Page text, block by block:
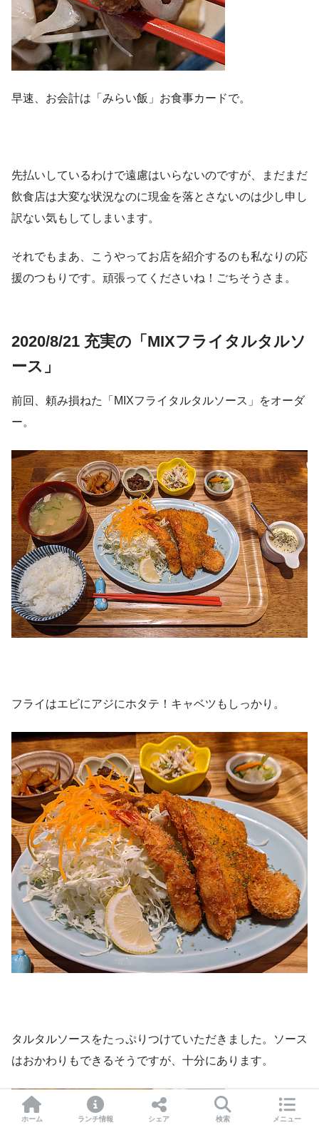
早速、お会計は「みらい飯」お食事カードで。
先払いしているわけで遠慮はいらないのですが、まだまだ
飲食店は大変な状況なのに現金を落とさないのは少し申し
訳ない気もしてしまいます。
それでもまあ、こうやってお店を紹介するのも私なりの応
援のつもりです。頑張ってくださいね！ごちそうさま。
2020/8/21 充実の「MIXフライタルタルソ
ース」
前回、頼み損ねた「MIXフライタルタルソース」をオーダ
ー。
フライはエビにアジにホタテ！キャベツもしっかり。
タルタルソースをたっぷりつけていただきました。ソース
はおかわりもできるそうですが、十分にあります。
ホーム ランチ情報 シェア 検索 メニュー